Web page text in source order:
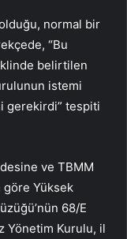
normal bir
“Bu
belirtilen
istemi
gerekirdi” tespiti
ve TBMM
göre Yüksek
68/E
Yönetim Kurulu, il